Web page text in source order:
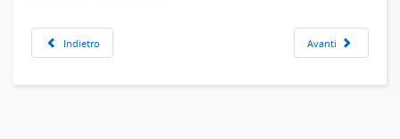
Indietro Avanti